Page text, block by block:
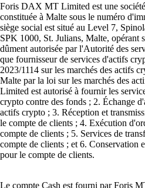
Foris DAX MT Limited est une
constituée à Malte sous le numéro
siège social est situé au Level 7,
SPK 1000, St. Julians, Malte, opérant
dûment autorisée par l'Autorité des
que fournisseur de services d'actifs
2023/1114 sur les marchés des actifs
Malte par la loi sur les marchés des
Limited est autorisé à fournir les
crypto contre des fonds ; 2. Échange
actifs crypto ; 3. Réception et
le compte de clients ; 4. Exécution
compte de clients ; 5. Services de
compte de clients ; et 6. Conservation
pour le compte de clients.
Le compte Cash est fourni par Foris